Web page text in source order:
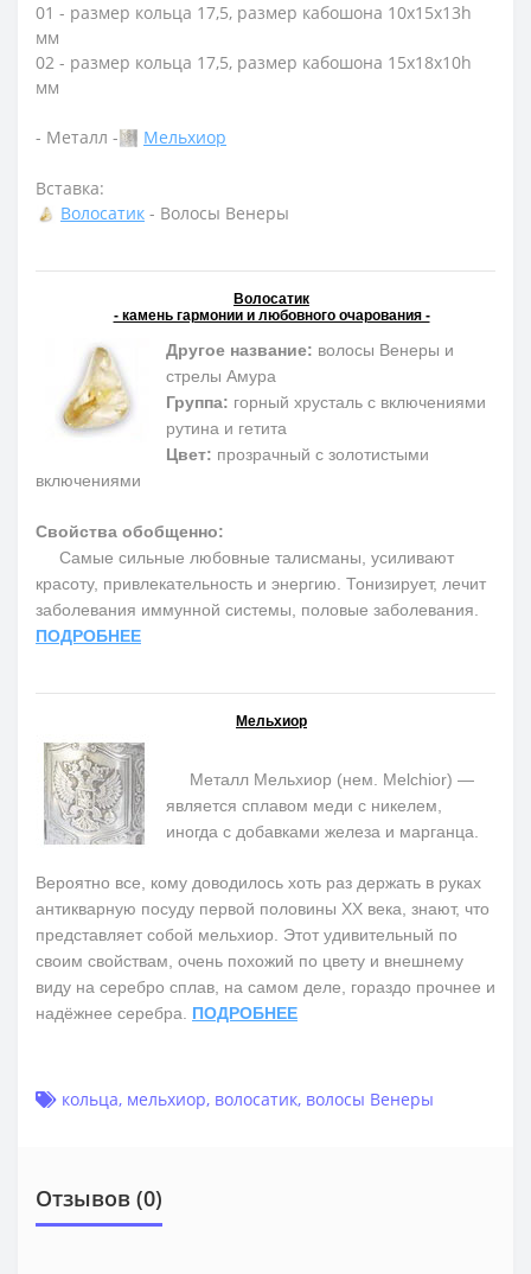
01 - размер кольца 17,5, размер кабошона 10х15х13h
мм
02 - размер кольца 17,5, размер кабошона 15х18х10h
мм
- Металл - Мельхиор
Вставка:
Волосатик - Волосы Венеры
Волосатик
- камень гармонии и любовного очарования -
Другое название: волосы Венеры и
стрелы Амура
Группа: горный хрусталь с включениями
рутина и гетита
Цвет: прозрачный с золотистыми
включениями
Свойства обобщенно:
Самые сильные любовные талисманы, усиливают
красоту, привлекательность и энергию. Тонизирует, лечит
заболевания иммунной системы, половые заболевания.
ПОДРОБНЕЕ
Мельхиор
Металл Мельхиор (нем. Melchior) —
является сплавом меди с никелем,
иногда с добавками железа и марганца.
Вероятно все, кому доводилось хоть раз держать в руках
антикварную посуду первой половины ХХ века, знают, что
представляет собой мельхиор. Этот удивительный по
своим свойствам, очень похожий по цвету и внешнему
виду на серебро сплав, на самом деле, гораздо прочнее и
надёжнее серебра. ПОДРОБНЕЕ
кольца, мельхиор, волосатик, волосы Венеры
Отзывов (0)